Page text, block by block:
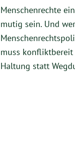
Menschenrechte
mutig sein. Und
muss konfliktbereit
Haltung statt